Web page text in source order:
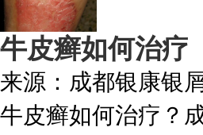
牛皮癣如何治疗
来源： 成都银康银
牛皮癣如何治疗？